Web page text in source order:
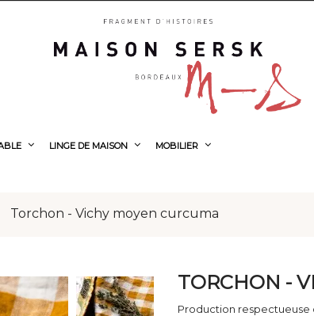
LINGE DE MAISON MOBILIER
Torchon - Vichy moyen curcuma
TORCHON -
Production